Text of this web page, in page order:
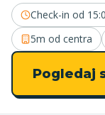
Check-in od
5m od centra
Pogledaj